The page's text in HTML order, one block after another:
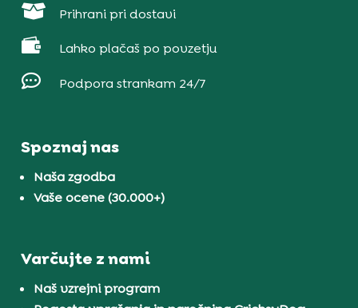
 Prihrani pri dostavi
 Lahko plačaš po povzetju
 Podpora strankam 24/7
Spoznaj nas
Naša zgodba
Vaše ocene (30.000+)
Varčujte z nami
Naš vzrejni program